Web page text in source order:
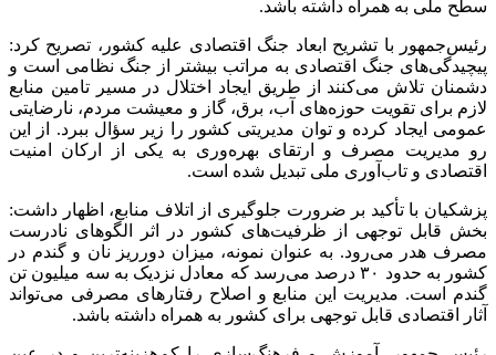
سطح ملی به همراه داشته باشد.
رئیس‌جمهور با تشریح ابعاد جنگ اقتصادی علیه کشور، تصریح کرد:
پیچیدگی‌های جنگ اقتصادی به مراتب بیشتر از جنگ نظامی است و
دشمنان تلاش می‌کنند از طریق ایجاد اختلال در مسیر تامین منابع
لازم برای تقویت حوزه‌های آب، برق، گاز و معیشت مردم، نارضایتی
عمومی ایجاد کرده و توان مدیریتی کشور را زیر سؤال ببرد. از این
رو مدیریت مصرف و ارتقای بهره‌وری به یکی از ارکان امنیت
اقتصادی و تاب‌آوری ملی تبدیل شده است.
پزشکیان با تأکید بر ضرورت جلوگیری از اتلاف منابع، اظهار داشت:
بخش قابل توجهی از ظرفیت‌های کشور در اثر الگوهای نادرست
مصرف هدر می‌رود. به عنوان نمونه، میزان دورریز نان و گندم در
کشور به حدود ۳۰ درصد می‌رسد که معادل نزدیک به سه میلیون تن
گندم است. مدیریت این منابع و اصلاح رفتارهای مصرفی می‌تواند
آثار اقتصادی قابل توجهی برای کشور به همراه داشته باشد.